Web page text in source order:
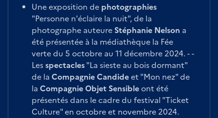
Une exposition de photographies
"Personne n'éclaire la nuit", de la
photographe auteure Stéphanie Nelson a
été présentée à la médiathèque la Fée
verte du 5 octobre au 11 décembre 2024. - -
Lesspectacles"La sieste au bois dormant"
de la Compagnie Candideet "Mon nez" de
la Compagnie Objet Sensibleont été
présentés dans le cadre du festival "Ticket
Culture" en octobre et novembre 2024.